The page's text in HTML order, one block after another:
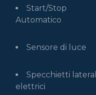
Start/Stop
Automatico
Sensore di luce
Specchietti laterali
elettrici